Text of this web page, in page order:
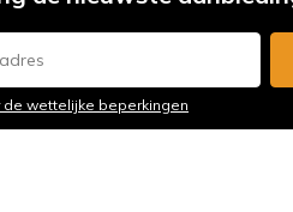
de wettelijke beperkingen